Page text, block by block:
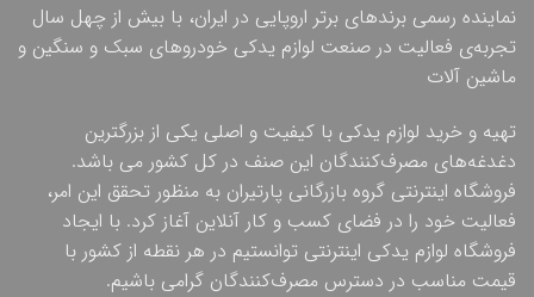
نماینده رسمی برندهای برتر اروپایی در ایران، با بیش از چهل سال
تجربه‌ی فعالیت در صنعت لوازم یدکی خودروهای سبک و سنگین و
ماشین آلات
تهیه و خرید لوازم یدکی با کیفیت و اصلی یکی از بزرگترین
دغدغه‌های مصرف‌کنندگان این صنف در کل کشور می باشد.
فروشگاه اینترنتی گروه بازرگانی پارتیران به منظور تحقق این امر،
فعالیت خود را در فضای کسب و کار آنلاین آغاز کرد. با ایجاد
فروشگاه لوازم یدکی اینترنتی توانستیم در هر نقطه از کشور با
قیمت مناسب در دسترس مصرف‌کنندگان گرامی باشیم.